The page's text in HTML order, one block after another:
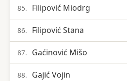
85. Filipović Miodrg
86. Filipović Stana
87. Gaćinović Mišo
88. Gajić Vojin